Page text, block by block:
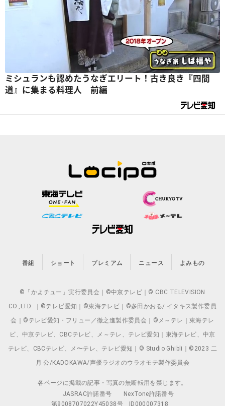
ミシュランも認めたうなぎエリート！古き良き『四間
道』に集まる料理人 前編
番組 ショート プレミアム ニュース よみもの
©「かよチュー」実行委員会｜©中京テレビ｜© CBC TELEVISION
CO.,LTD. ｜©テレビ愛知｜©東海テレビ｜©多田かおる/ イタキス製作委員
会｜©テレビ愛知・フリュー／徹之進製作委員会｜©メ～テレ｜東海テレ
ビ、中京テレビ、CBCテレビ、メ～テレ、テレビ愛知｜東海テレビ、中京
テレビ、CBCテレビ、メ〜テレ、テレビ愛知｜© Studio Ghibli｜©2023 二
月 公/KADOKAWA/声優ラジオのウラオモテ製作委員会
各ページに掲載の記事・写真の無断転用を禁じます。
JASRAC許諾番号
NexTone許諾番号
第9008707022Y45038号
ID000007318